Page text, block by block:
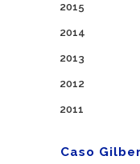
2015
2014
2013
2012
2011
Caso